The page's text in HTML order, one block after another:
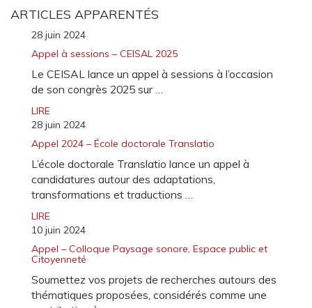
ARTICLES APPARENTÉS
28 juin 2024
Appel à sessions – CEISAL 2025
Le CEISAL lance un appel à sessions à l’occasion
de son congrès 2025 sur …
LIRE
28 juin 2024
Appel 2024 – École doctorale Translatio
L’école doctorale Translatio lance un appel à
candidatures autour des adaptations,
transformations et traductions …
LIRE
10 juin 2024
Appel – Colloque Paysage sonore, Espace public et
Citoyenneté
Soumettez vos projets de recherches autours des
thématiques proposées, considérés comme une